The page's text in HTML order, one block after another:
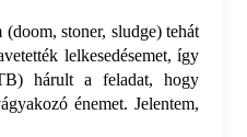
stoner, sludge) tehát
lelkesedésemet, így
hárult a feladat, hogy
énemet. Jelentem,